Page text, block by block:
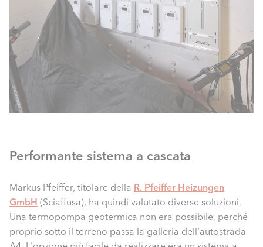
Performante sistema a cascata
Markus Pfeiffer, titolare della R. Pfeiffer Heizungen
GmbH (Sciaffusa), ha quindi valutato diverse soluzioni.
Una termopompa geotermica non era possibile, perché
proprio sotto il terreno passa la galleria dell'autostrada